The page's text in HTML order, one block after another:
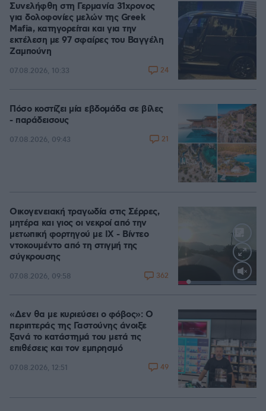
Συνελήφθη στη Γερμανία 31χρονος
για δολοφονίες μελών της Greek
Mafia, κατηγορείται και για την
εκτέλεση με 97 σφαίρες του Βαγγέλη
Ζαμπούνη
07.08.2026, 10:33 24
Πόσο κοστίζει μία εβδομάδα σε βίλες
- παράδεισους
07.08.2026, 09:43 21
Loaded:
Οικογενειακή τραγωδία στις Σέρρες,
μητέρα και γιος οι νεκροί από την
μετωπική φορτηγού με ΙΧ - Βίντεο
ντοκουμέντο από τη στιγμή της
σύγκρουσης
07.08.2026, 09:58 362
«Δεν θα με κυριεύσει ο φόβος»: Ο
περιπτεράς της Γαστούνης άνοιξε
ξανά το κατάστημά του μετά τις
επιθέσεις και τον εμπρησμό
07.08.2026, 12:51 49